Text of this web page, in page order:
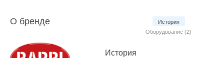
О бренде
История
Оборудование (2)
История